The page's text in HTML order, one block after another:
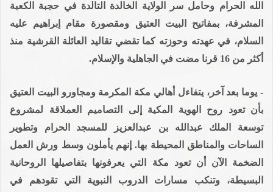
الله الحرام وحامل سر الولاية الخالدة التالدة في حجبة الكعبة
المشرفة، بمفاتيح البيت العتيق ومقصورة مقام إبراهيم عليه
السلام، في عهدته وحوزته كما تقضي تقاليد العائلة القرشية منذ
أكثر من 16 قرنا مضت في الجاهلية والإسلام.
- يوما بعد آخر، يتفاءل أهالي مكة المكرمة ومجاورو البيت العتيق
بأن تعود روح الهوية المكية إلى التصاميم العملاقة لمشروع
توسعة الملك عبدالله بن عبدالعزيز للمسجد الحرام وتطوير
الساحات والمناطق المحيطة بها. إنهم يأملون وسط ورش العمل
الضخمة الآن أن تعود مكة التي يعرفونها بتفاصيلها الروحانية
البسيطة، وتنكب مسارات الدروب النبوية التي تقودهم في